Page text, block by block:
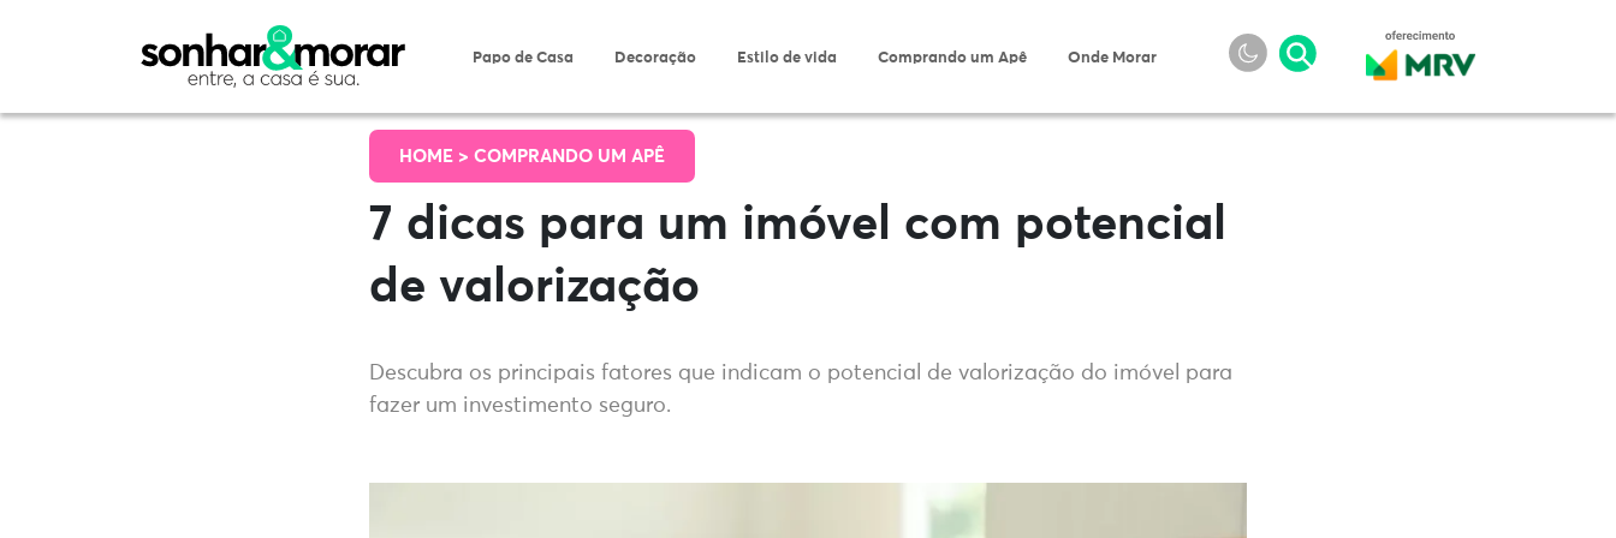
Papo de Casa Decoração Estilo de vida Comprando um Apê Onde Morar
HOME > COMPRANDO UM APÊ
7 dicas para um imóvel com potencial
de valorização
Descubra os principais fatores que indicam o potencial de valorização do imóvel para
fazer um investimento seguro.